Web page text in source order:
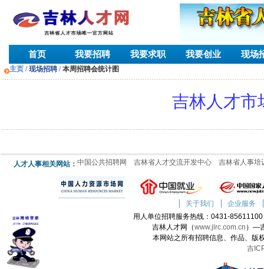
首页 我要招聘 我要求职 我要创业 现场
主页 /现场招聘/本周招聘会统计图
吉林人才市
人才人事相关网站： 中国公共招聘网 吉林省人才交流开发中心 吉林省人事培
关于我们
企业服务
用人单位招聘服务热线：0431-
吉林人才网（www.jlrc.com.cn ）—
本网站之所有招聘信息、作品、版
吉